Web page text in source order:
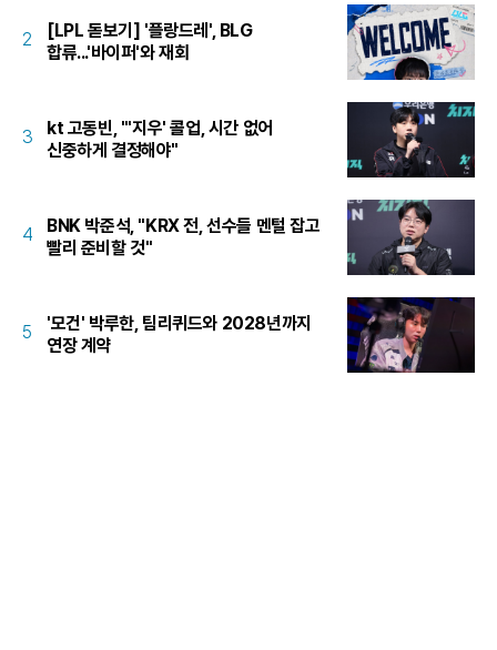
2
[LPL 돋보기] '플랑드레', BLG
합류...'바이퍼'와 재회
3
kt 고동빈, "'지우' 콜업, 시간 없어
신중하게 결정해야"
4
BNK 박준석, "KRX 전, 선수들 멘털 잡고
빨리 준비할 것"
5
'모건' 박루한, 팀리퀴드와 2028년까지
연장 계약